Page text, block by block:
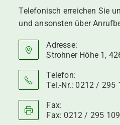
Telefonisch erreichen Sie
und ansonsten über
Adresse:
Strohner Höhe 1,
Telefon:
Tel.-Nr.: 0212 / 295
Fax:
Fax: 0212 / 295